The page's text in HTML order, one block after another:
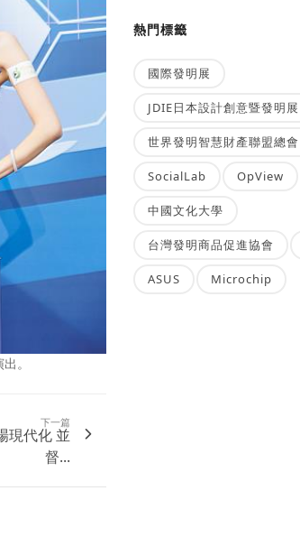
。
下一篇
現代化 並
督...
熱門標籤
國際發明展
JDIE日本設計創意暨發明展
世界發明智慧財產聯盟總會
SocialLab OpView
中國文化大學
台灣發明商品促進協會
ASUS Microchip